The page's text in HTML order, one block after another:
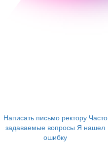
Написать письмо ректору Часто
задаваемые вопросы Я нашел
ошибку